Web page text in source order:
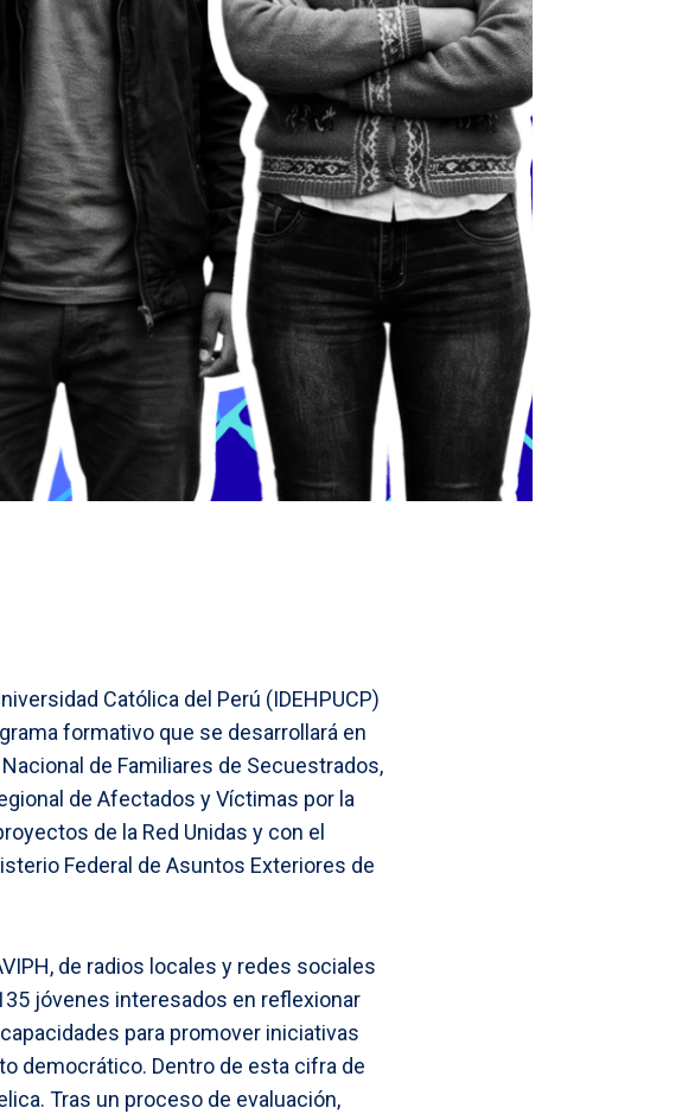
Católica del Perú (IDEHPUCP)
formativo que se desarrollará en
de Familiares de Secuestrados,
de Afectados y Víctimas por la
de la Red Unidas y con el
Federal de Asuntos Exteriores de
de radios locales y redes sociales
jóvenes interesados en reflexionar
para promover iniciativas
democrático. Dentro de esta cifra de
Tras un proceso de evaluación,